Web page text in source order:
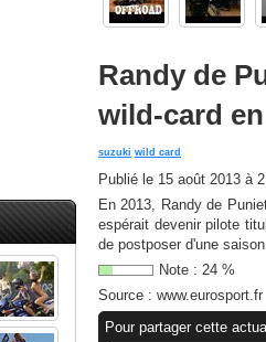
Randy de
wild-card en
suzuki wild card
Publié le 15 août 2013 à
En 2013, Randy de
espérait devenir pilote
de postposer d'une
Note : 24 %
Source : www.eurosport.fr
Pour partager cette